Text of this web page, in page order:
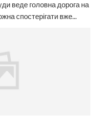
веде головна дорога на
спостерігати вже...